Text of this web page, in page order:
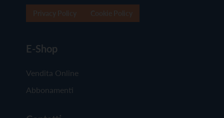
E-Shop
Vendita Online
Abbonamenti